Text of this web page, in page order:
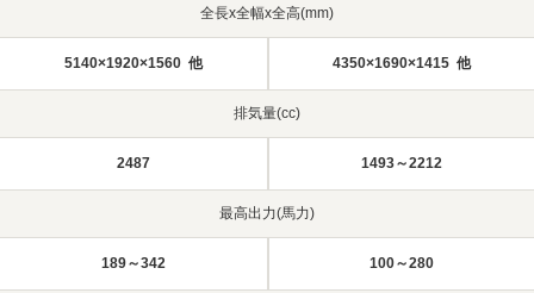
全長x全幅x全高(mm)
5140×1920×1560 他 4350×1690×1415 他
排気量(cc)
2487 1493～2212
最高出力(馬力)
189～342 100～280